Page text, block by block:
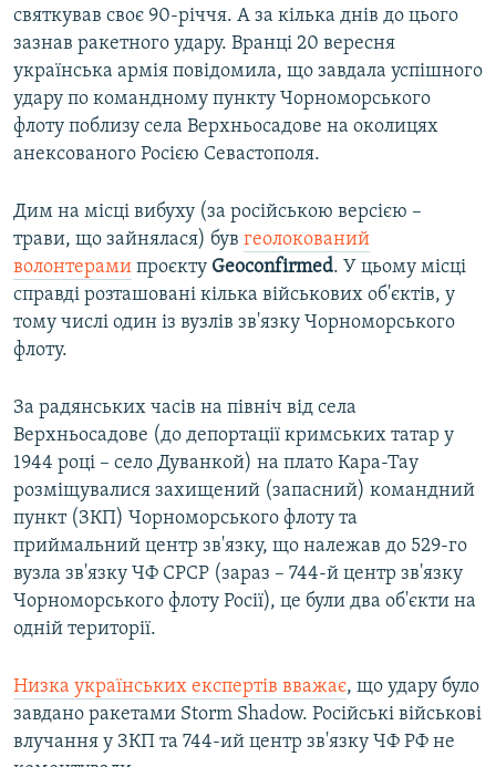
святкував своє 90-річчя. А за кілька днів до цього
зазнав ракетного удару. Вранці 20 вересня
українська армія повідомила, що завдала успішного
удару по командному пункту Чорноморського
флоту поблизу села Верхньосадове на околицях
анексованого Росією Севастополя.
Дим на місці вибуху (за російською версією –
трави, що зайнялася) був геолокований
волонтерами проєкту Geoconfirmed. У цьому місці
справді розташовані кілька військових об'єктів, у
тому числі один із вузлів зв'язку Чорноморського
флоту.
За радянських часів на північ від села
Верхньосадове (до депортації кримських татар у
1944 році – село Дуванкой) на плато Кара-Тау
розміщувалися захищений (запасний) командний
пункт (ЗКП) Чорноморського флоту та
приймальний центр зв'язку, що належав до 529-го
вузла зв'язку ЧФ СРСР (зараз – 744-й центр зв'язку
Чорноморського флоту Росії), це були два об'єкти на
одній території.
Низка українських експертів вважає, що удару було
завдано ракетами Storm Shadow. Російські військові
влучання у ЗКП та 744-ий центр зв'язку ЧФ РФ не